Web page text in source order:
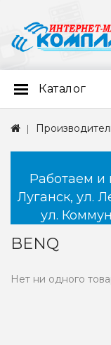
Каталог
Работаем и
Луганск, ул.
ул.
BENQ
Нет ни одного